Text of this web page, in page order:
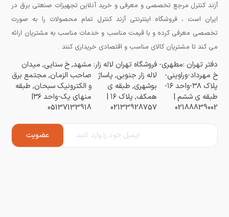
آزند کنترل مرجع تخصصی و معرفی و خرید آنلاین تجهیزات صنعتی برق در
ایران است ، فروشگاه اینترنتی آزند کنترل تمام محصولات را به صورت
تخصصی معرفی کرده و با قیمت مناسب و خدمات مناسب به مشتریان ارائه
می کند تا مشتریان کالای مناسب و اقتصادی خریداری کنند .
دفتر تهران :مطهری-
خ مهرداد-وراوینی-
پلاک ۳۸-واحد ۱۶-
طبقه ی ششم |
02188839002
فروشگاه تهران لاله زار:
لاله زار جنوبی, پاساژ
بوشهری, طبقه ی
همکف, پلاک ۱۶ |
02133928757
مشهد, خ سنایی, میدان
صاحب الزمان, مجتمع برق
و الکترونیک سبحان, طبقه
منهای یک-واحد ۳۶|
05137133918